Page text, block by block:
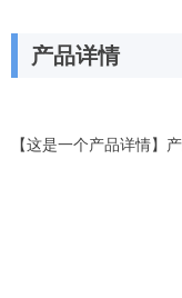
产品详情
【这是一个产品详情】